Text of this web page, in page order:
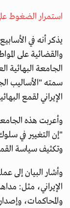
استمرار الضغوط
يذكر أنه في
والقضائية على
سمته "الأساليب
الإيراني لقمع
وأعربت هذه
"إن التغيير في سلوك
وتكثيف سياسة
وأشار البيان إلى
الإيراني، مثل:
والمحاكمات،